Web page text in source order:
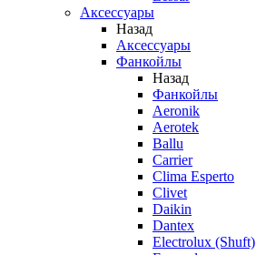
Аксессуары
Назад
Аксессуары
Фанкойлы
Назад
Фанкойлы
Aeronik
Aerotek
Ballu
Carrier
Clima Esperto
Clivet
Daikin
Dantex
Electrolux (Shuft)